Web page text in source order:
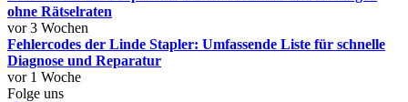
ohne Rätselraten
vor 3 Wochen
Fehlercodes der Linde Stapler: Umfassende Liste für schnelle
Diagnose und Reparatur
vor 1 Woche
Folge uns